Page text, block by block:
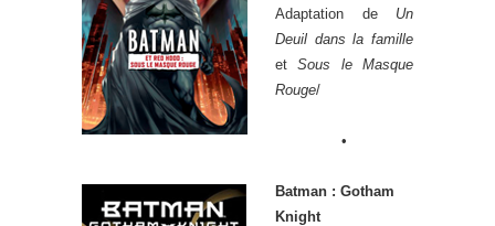
Adaptation de Un
Deuil dans la famille
etSous le Masque
Rouge/
•
Batman : Gotham
Knight